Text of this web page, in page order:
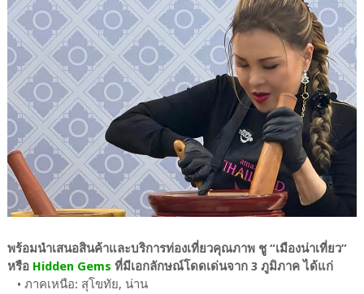
พร้อมนำเสนอสินค้าและบริการท่องเที่ยวคุณภาพ ชู “เมืองน่าเที่ยว”
หรือ Hidden Gems ที่มีเอกลักษณ์โดดเด่นจาก 3 ภูมิภาค ได้แก่
• ภาคเหนือ: สุโขทัย, น่าน